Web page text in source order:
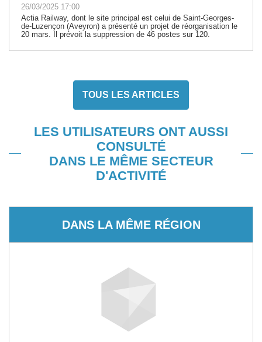
26/03/2025 17:00
Actia Railway, dont le site principal est celui de Saint-Georges-
de-Luzençon (Aveyron) a présenté un projet de réorganisation le
20 mars. Il prévoit la suppression de 46 postes sur 120.
TOUS LES ARTICLES
LES UTILISATEURS ONT AUSSI
CONSULTÉ
DANS LE MÊME SECTEUR
D'ACTIVITÉ
DANS LA MÊME RÉGION